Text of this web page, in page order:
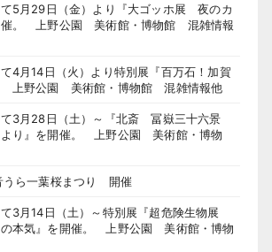
て5月29日（金）より『大ゴッホ展 夜のカ
催。 上野公園 美術館・博物館 混雑情報
4月14日（火）より特別展『百万石！加賀
上野公園 美術館・博物館 混雑情報他
て3月28日（土）～『北斎 冨嶽三十六景
より』を開催。 上野公園 美術館・博物
ら一葉桜まつり 開催
3月14日（土）～特別展『超危険生物展
の本気』を開催。 上野公園 美術館・博物